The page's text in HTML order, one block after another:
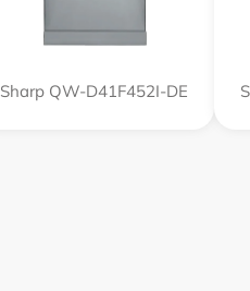
Sharp QW-D41F452I-DE